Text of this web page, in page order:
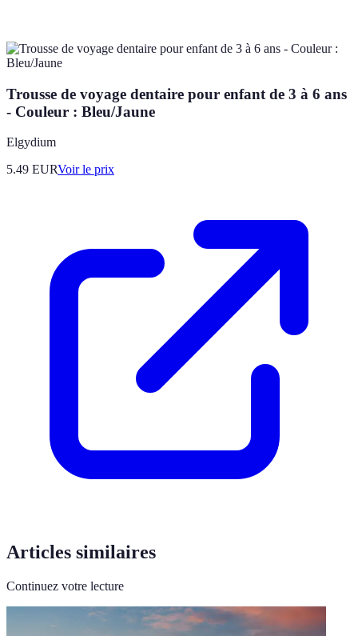
Trousse de voyage dentaire pour enfant de 3 à 6 ans
- Couleur : Bleu/Jaune
Elgydium
5.49 EURVoir le prix
Articles similaires
Continuez votre lecture